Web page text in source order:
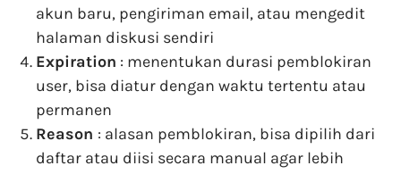
akun baru, pengiriman email, atau mengedit
halaman diskusi sendiri
Expiration : menentukan durasi pemblokiran
user, bisa diatur dengan waktu tertentu atau
permanen
Reason : alasan pemblokiran, bisa dipilih dari
daftar atau diisi secara manual agar lebih